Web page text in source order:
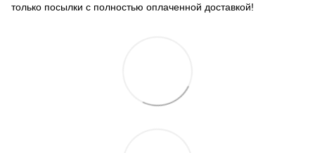
только посылки с полностью оплаченной доставкой!